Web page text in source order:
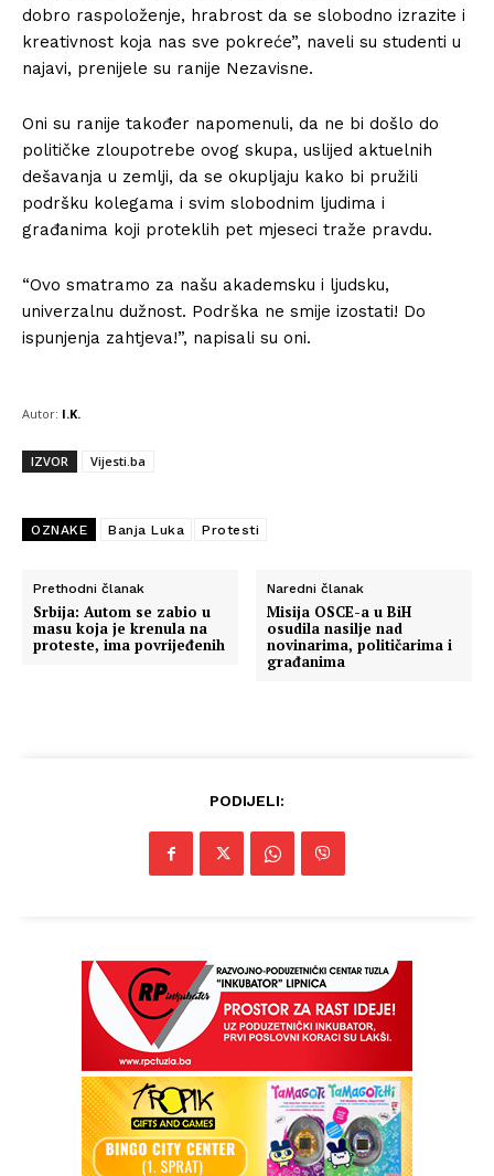
dobro raspoloženje, hrabrost da se slobodno izrazite i
kreativnost koja nas sve pokreće”, naveli su studenti u
najavi, prenijele su ranije Nezavisne.
Oni su ranije također napomenuli, da ne bi došlo do
političke zloupotrebe ovog skupa, uslijed aktuelnih
dešavanja u zemlji, da se okupljaju kako bi pružili
podršku kolegama i svim slobodnim ljudima i
građanima koji proteklih pet mjeseci traže pravdu.
“Ovo smatramo za našu akademsku i ljudsku,
univerzalnu dužnost. Podrška ne smije izostati! Do
ispunjenja zahtjeva!”, napisali su oni.
Autor: I.K.
IZVOR Vijesti.ba
OZNAKE Banja Luka Protesti
Prethodni članak
Srbija: Autom se zabio u
masu koja je krenula na
proteste, ima povrijeđenih
Naredni članak
Misija OSCE-a u BiH
osudila nasilje nad
novinarima, političarima i
građanima
PODIJELI: